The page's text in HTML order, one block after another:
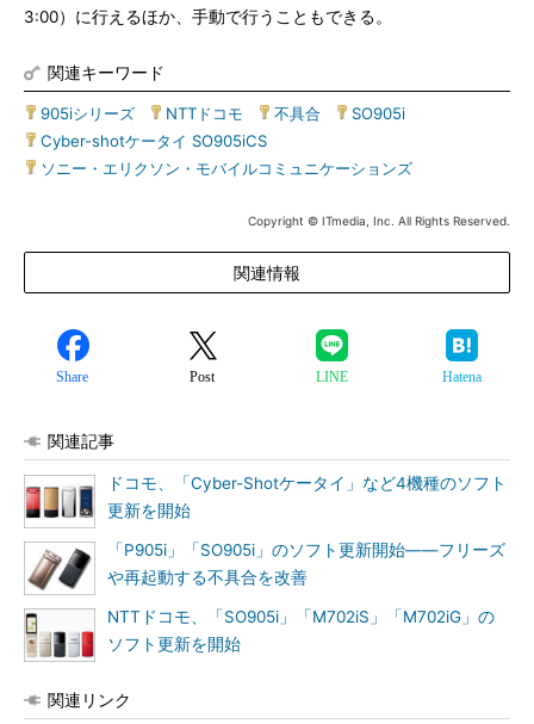
3:00）に行えるほか、手動で行うこともできる。
関連キーワード
905iシリーズ NTTドコモ 不具合 SO905i
Cyber-shotケータイ SO905iCS
ソニー・エリクソン・モバイルコミュニケーションズ
Copyright © ITmedia, Inc. All Rights Reserved.
関連情報
Share Post LINE Hatena
関連記事
ドコモ、「Cyber-Shotケータイ」など4機種のソフト
更新を開始
「P905i」「SO905i」のソフト更新開始――フリーズ
や再起動する不具合を改善
NTTドコモ、「SO905i」「M702iS」「M702iG」の
ソフト更新を開始
関連リンク